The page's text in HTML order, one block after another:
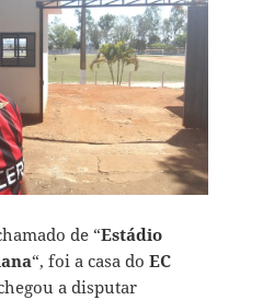
de “Estádio
“, foi a casa do EC
a disputar